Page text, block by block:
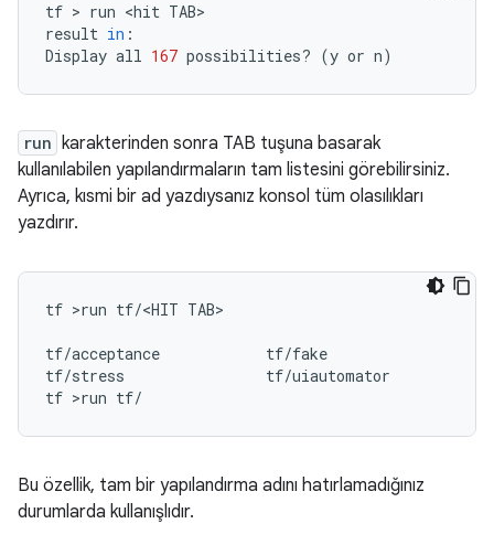
tf > run <hit TAB>
result in :
Display all 167 possibilities? (y or n)
run karakterinden sonra TAB tuşuna basarak
kullanılabilen yapılandırmaların tam listesini görebilirsiniz.
Ayrıca, kısmi bir ad yazdıysanız konsol tüm olasılıkları
yazdırır.
tf >run tf/<HIT TAB>
tf/acceptance tf/fake
tf/stress
tf/uiautomator
tf >run
Bu özellik, tam bir yapılandırma adını hatırlamadığınız
durumlarda kullanışlıdır.